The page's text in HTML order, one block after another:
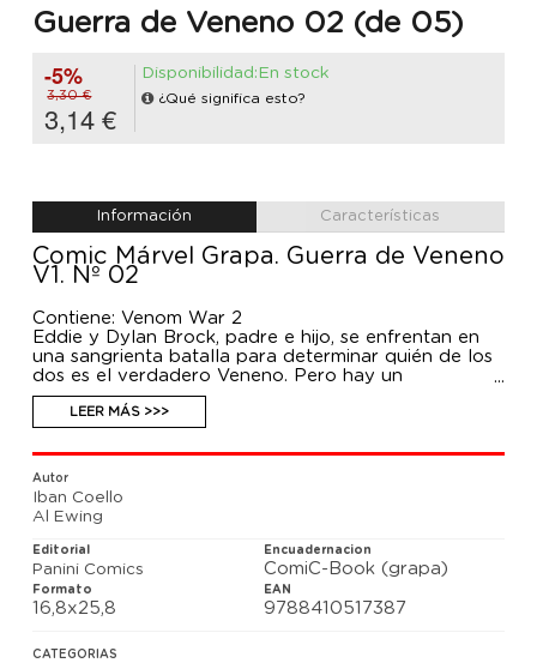
Guerra de Veneno 02 (de 05)
-5%
3,30 €
3,14 €
Disponibilidad:En stock
¿Qué significa esto?
Información Características
Comic Márvel Grapa. Guerra de Veneno
V1. Nº 02
Contiene: Venom War 2
Eddie y Dylan Brock, padre e hijo, se enfrentan en
una sangrienta batalla para determinar quién de los
dos es el verdadero Veneno. Pero hay un
contendiente más que se dispone a entrar en el ring:
¡El Asombroso Spiderman! Mientras tanto, Meridius
comienza su juego final.
LEER MÁS >>>
Autor
Iban Coello
Al Ewing
Editorial
Panini Comics
Encuadernacion
ComiC-Book (grapa)
Formato
16,8x25,8
EAN
9788410517387
CATEGORIAS